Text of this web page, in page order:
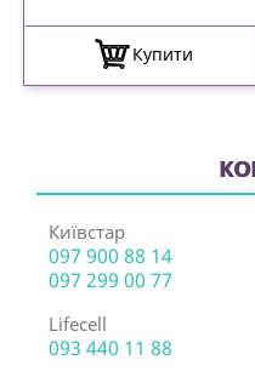
Купити
Київстар
097 900 88 14
097 299 00 77
Lifecell
093 440 11 88